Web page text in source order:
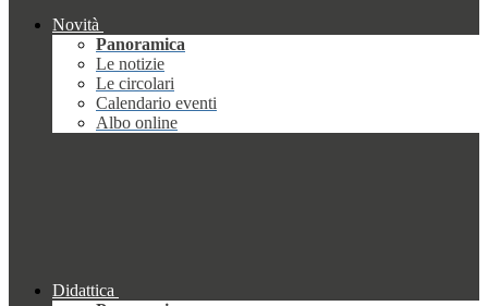
Novità
Panoramica
Le notizie
Le circolari
Calendario eventi
Albo online
Didattica